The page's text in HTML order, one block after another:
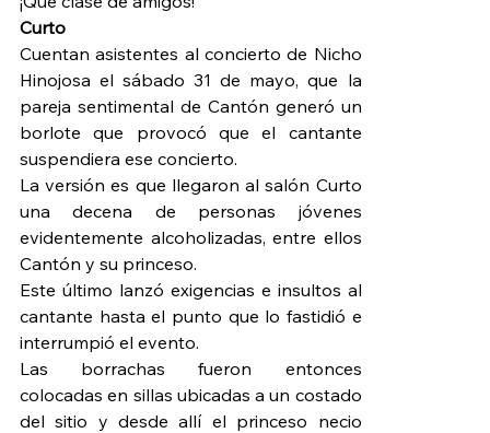
Curto
Cuentan asistentes al concierto de Nicho
Hinojosa el sábado 31 de mayo, que la
pareja sentimental de Cantón generó un
borlote que provocó que el cantante
suspendiera ese concierto.
La versión es que llegaron al salón Curto
una decena de personas jóvenes
evidentemente alcoholizadas, entre ellos
Cantón y su princeso.
Este último lanzó exigencias e insultos al
cantante hasta el punto que lo fastidió e
interrumpió el evento.
Las borrachas fueron entonces
colocadas en sillas ubicadas a un costado
del sitio y desde allí el princeso necio